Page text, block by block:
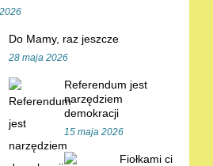
Do Mamy, raz jeszcze
28 maja 2026
Referendum jest
narzędziem
demokracji
15 maja 2026
Fiołkami ci